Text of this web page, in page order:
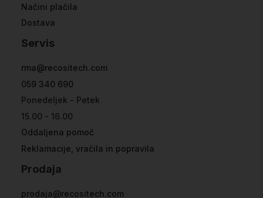
Načini plačila
Dostava
Servis
rma@recositech.com
059 340 690
Ponedeljek - Petek
15.00 - 16.00
Oddaljena pomoč
Reklamacije, vračila in popravila
Prodaja
prodaja@recositech.com